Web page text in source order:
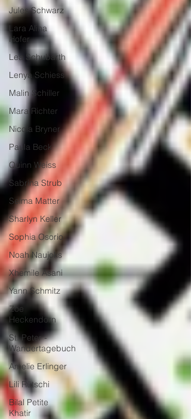
Jules Schwarz
Lara Alina
Hofer
Lea Schubarth
Lenya Schiess
Malin Schiller
Mara Richter
Nicola Bryner
Paula Beck
Quinn Weiss
Sabrina Strub
Selma Matter
Sharlyn Keller
Sophia Osorio
Noah Naujoks
Xhemile Asani
Yann Schmitz
Zoe
Heckendorn
St. Peter -
Wandertagebuch
Amelie Erlinger
Lili Rütschi
Bilal Petite
Khatir